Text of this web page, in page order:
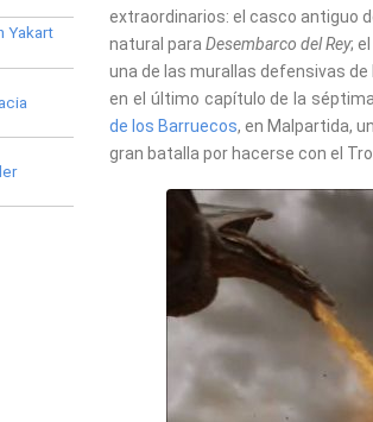
Yakart
extraordinarios: el casco antiguo
natural paraDesembarco del Rey;
una de las murallas defensivas de
en el último capítulo de la
de los Barruecos, en Malpartida,
gran batalla por hacerse con el